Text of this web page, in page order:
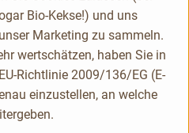
Bio-Kekse!) und uns
Marketing zu sammeln.
wertschätzen, haben Sie in
Richtlinie 2009/136/EG (E-
einzustellen, an welche